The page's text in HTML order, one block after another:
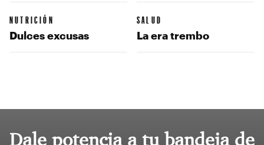
NUTRICIÓN
Dulces excusas
SALUD
La era trembo
Dale potencia a tu bandeja de